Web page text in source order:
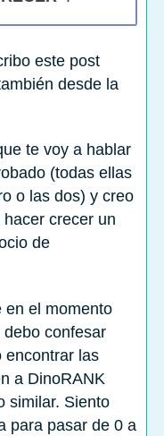
este post
desde la
te voy a hablar
(todas ellas
o las dos) y creo
crecer un
de
en el momento
confesar
encontrar las
a DinoRANK
similar. Siento
para pasar de 0 a